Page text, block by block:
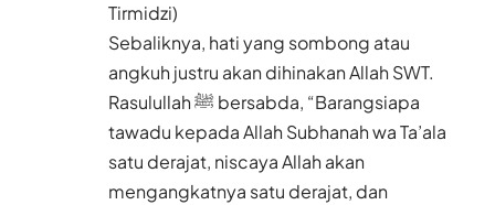
Tirmidzi)
Sebaliknya, hati yang sombong atau
angkuh justru akan dihinakan Allah SWT.
Rasulullah ﷺ bersabda, “Barangsiapa
tawadu kepada Allah Subhanah wa Ta’ala
satu derajat, niscaya Allah akan
mengangkatnya satu derajat, dan